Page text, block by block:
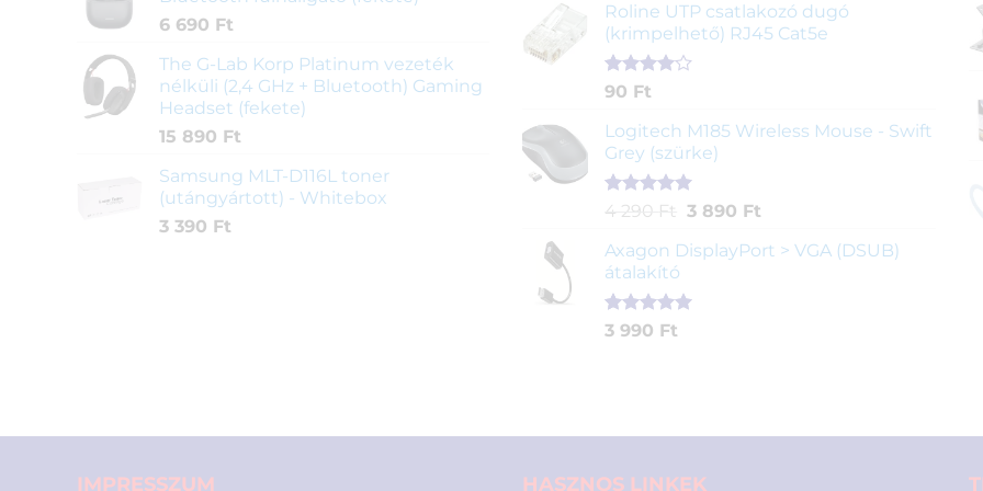
6 690 Ft
The G-Lab Korp Platinum vezeték
nélküli (2,4 GHz + Bluetooth) Gaming
Headset (fekete)
15 890 Ft
Samsung MLT-D116L toner
(utángyártott) - Whitebox
3 390 Ft
ből,
értékelés
alapján
Roline UTP csatlakozó dugó
(krimpelhető) RJ45 Cat5e
Értékelés
5-ből,
2
értékelés
alapján
90 Ft
Logitech M185 Wireless Mouse - Swift
Grey (szürke)
Értékelés
ből,
1
értékelés
alapján
4 290 Ft Original
was:
290 Ft.
3 890 FtCurrent
is:
Axagon DisplayPort > VGA (DSUB)
átalakító
Értékelés
1
3 990 Ft
IMPRESSZUM HASZNOS LINKEK